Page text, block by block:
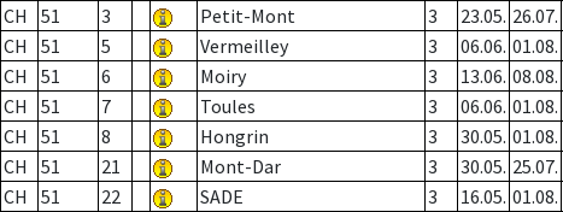
CH
51 3 Petit-Mont 3 23.05. 26.07.
CH
51 5 Vermeilley 3 06.06. 01.08.
CH
51 6 Moiry 3 13.06. 08.08.
CH
51 7 Toules 3 06.06. 01.08.
CH
51 8 Hongrin 3 30.05. 01.08.
CH
51 21 Mont-Dar 3 30.05. 25.07.
CH
51 22 SADE 3 16.05. 01.08.